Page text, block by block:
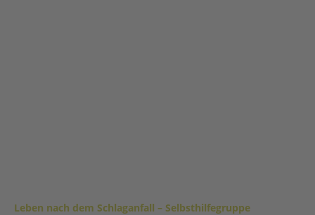
Leben nach dem Schlaganfall – Selbsthilfegruppe